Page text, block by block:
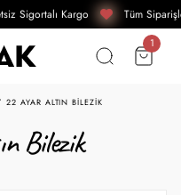
Sigortalı Kargo Tüm
22 AYAR ALTIN BILEZIK
Bilezik